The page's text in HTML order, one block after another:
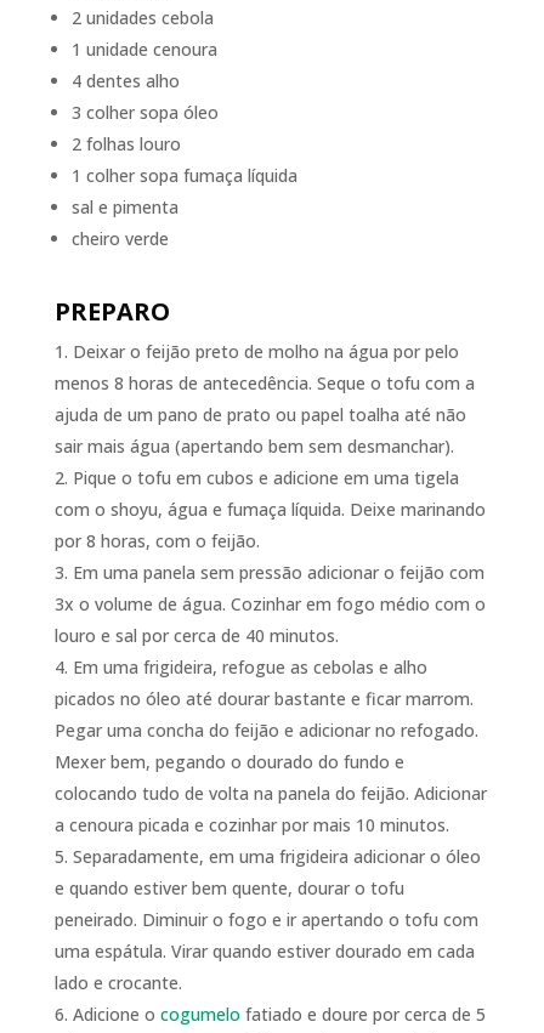
2 unidades cebola
1 unidade cenoura
4 dentes alho
3 colher sopa óleo
2 folhas louro
1 colher sopa fumaça líquida
sal e pimenta
cheiro verde
PREPARO
Deixar o feijão preto de molho na água por pelo
menos 8 horas de antecedência. Seque o tofu com a
ajuda de um pano de prato ou papel toalha até não
sair mais água (apertando bem sem desmanchar).
Pique o tofu em cubos e adicione em uma tigela
com o shoyu, água e fumaça líquida. Deixe marinando
por 8 horas, com o feijão.
Em uma panela sem pressão adicionar o feijão com
3x o volume de água. Cozinhar em fogo médio com o
louro e sal por cerca de 40 minutos.
Em uma frigideira, refogue as cebolas e alho
picados no óleo até dourar bastante e ficar marrom.
Pegar uma concha do feijão e adicionar no refogado.
Mexer bem, pegando o dourado do fundo e
colocando tudo de volta na panela do feijão. Adicionar
a cenoura picada e cozinhar por mais 10 minutos.
Separadamente, em uma frigideira adicionar o óleo
e quando estiver bem quente, dourar o tofu
peneirado. Diminuir o fogo e ir apertando o tofu com
uma espátula. Virar quando estiver dourado em cada
lado e crocante.
Adicione o cogumelo fatiado e doure por cerca de 5